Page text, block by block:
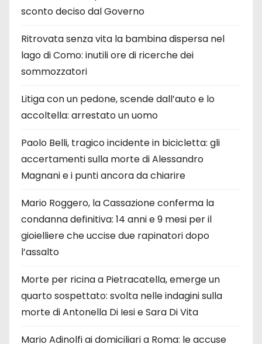
sconto deciso dal Governo
Ritrovata senza vita la bambina dispersa nel
lago di Como: inutili ore di ricerche dei
sommozzatori
Litiga con un pedone, scende dall’auto e lo
accoltella: arrestato un uomo
Paolo Belli, tragico incidente in bicicletta: gli
accertamenti sulla morte di Alessandro
Magnani e i punti ancora da chiarire
Mario Roggero, la Cassazione conferma la
condanna definitiva: 14 anni e 9 mesi per il
gioielliere che uccise due rapinatori dopo
l’assalto
Morte per ricina a Pietracatella, emerge un
quarto sospettato: svolta nelle indagini sulla
morte di Antonella Di Iesi e Sara Di Vita
Mario Adinolfi ai domiciliari a Roma: le accuse